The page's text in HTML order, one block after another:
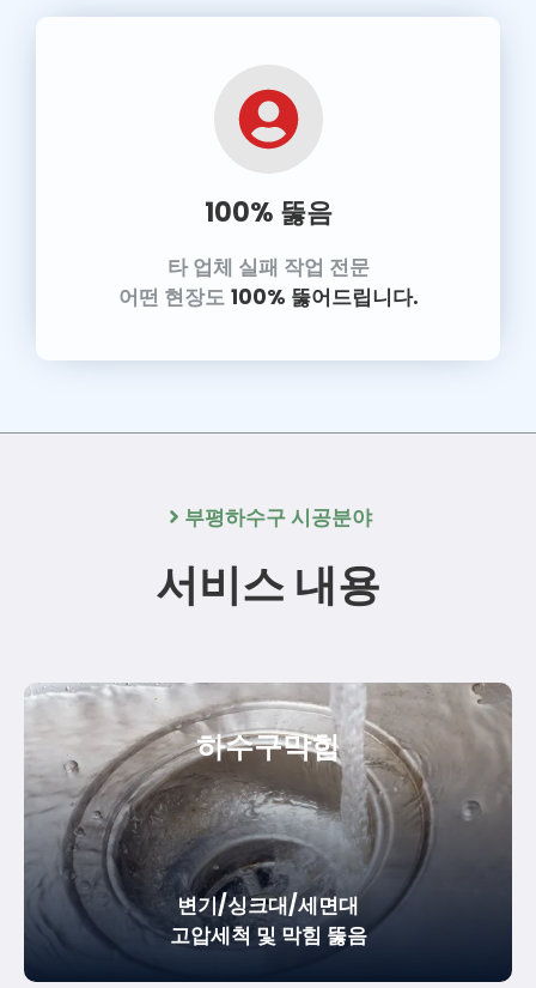
100% 뚫음
타 업체 실패 작업 전문
어떤 현장도 100% 뚫어드립니다.
부평하수구 시공분야
서비스 내용
하수구막힘
변기/싱크대/세면대
고압세척 및 막힘 뚫음